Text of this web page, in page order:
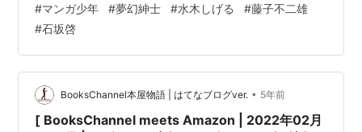
日ソノラマ 発売日: 1977/08/01 メディア: 雑誌 月刊 マン
ガ少年 1977年9月号 作者:村山 実 出版社/メーカー: 朝日
ソノラマ 発売日: 1977/0…
#マンガ少年 #夢幻紳士 #水木しげる #藤子不二雄
#石坂啓
BooksChannel本屋物語 | はてなブログver. • 5年前
[ BooksChannel meets Amazon | 2022年02月